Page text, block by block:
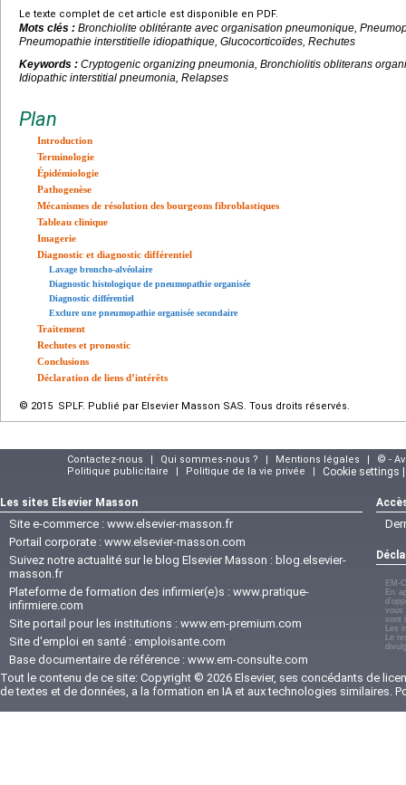
Le texte complet de cet article est disponible en PDF.
Mots clés : Bronchiolite oblitérante avec organisation pneumonique,
Pneumopathie interstitielle idiopathique, Glucocorticoïdes, Rechutes
Keywords : Cryptogenic organizing pneumonia, Bronchiolitis obliterans
Idiopathic interstitial pneumonia, Relapses
Plan
Introduction
Terminologie
Épidémiologie
Pathogenèse
Mécanismes de résolution des bourgeons fibroblastiques
Tableau clinique
Imagerie
Diagnostic et diagnostic différentiel
Lavage broncho-alvéolaire
Diagnostic histologique de pneumopathie organisée
Diagnostic différentiel
Exclure une pneumopathie organisée secondaire
Traitement
Rechutes et pronostic
Conclusions
Déclaration de liens d’intérêts
© 2015 SPLF. Publié par Elsevier Masson SAS. Tous droits réservés.
Contactez-nous Qui sommes-nous ? Mentions légales
© -
Politique publicitaire
Politique de la vie privée Cookie settings
Les sites Elsevier Masson
Site e-commerce : www.elsevier-masson.fr
Portail corporate : www.elsevier-masson.com
Suivez notre actualité sur le blog Elsevier Masson : blog.elsevier-
masson.fr
Plateforme de formation des infirmier(e)s : www.pratique-
infirmiere.com
Site portail pour les institutions : www.em-premium.com
Site d'emploi en santé : emploisante.com
Base documentaire de référence : www.em-consulte.com
EM-
En
vous
sont
Les
Le
Tout le contenu de ce site: Copyright © 2026 Elsevier, ses concédants de
de textes et de données, a la formation en IA et aux technologies similaires.